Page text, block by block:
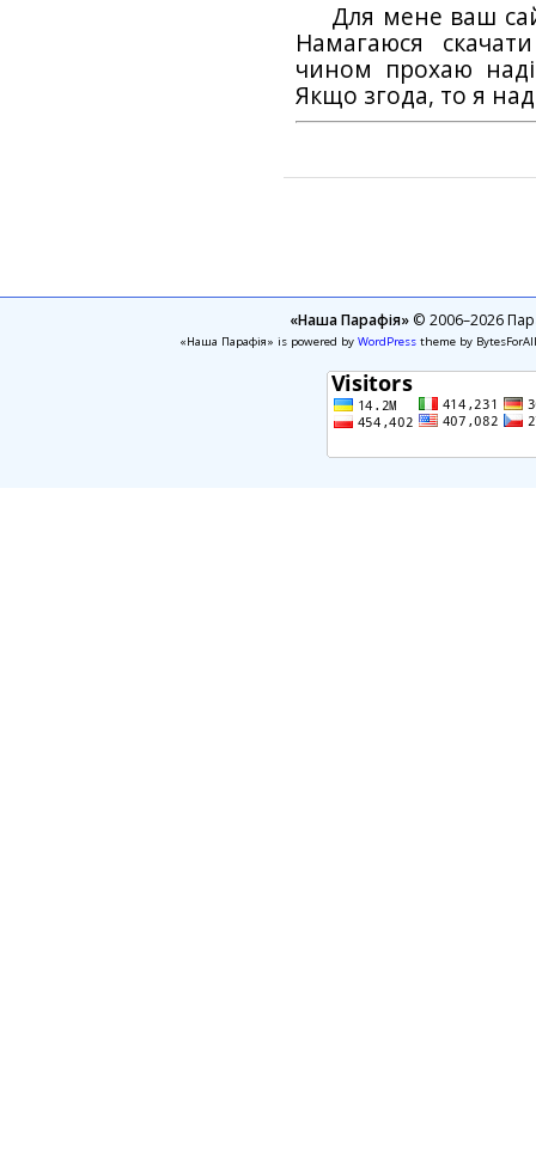
Для мене ваш
Намагаюся
чином прохаю
Якщо згода, то я
«Наша Парафія»© 2006–2026
«Наша Парафія» is powered by WordPresstheme by